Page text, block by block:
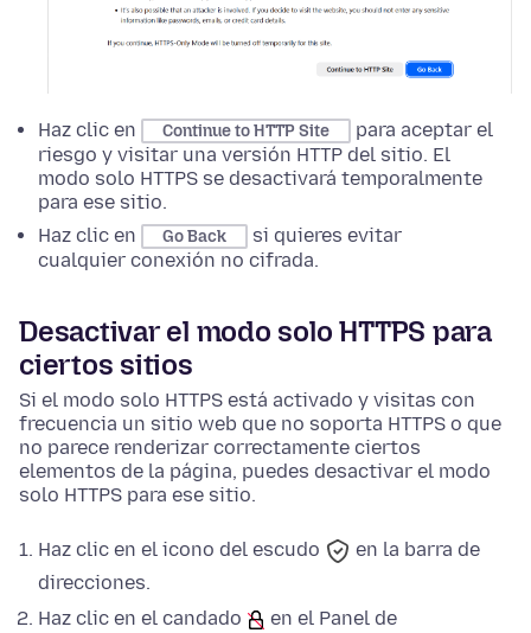
Haz clic en Continue to HTTP Site
para aceptar el
riesgo y visitar una versión HTTP del sitio. El
modo solo HTTPS se desactivará temporalmente
para ese sitio.
Haz clic en
Go Back
si quieres evitar
cualquier conexión no cifrada.
Desactivar el modo solo HTTPS para
ciertos sitios
Si el modo solo HTTPS está activado y visitas con
frecuencia un sitio web que no soporta HTTPS o que
no parece renderizar correctamente ciertos
elementos de la página, puedes desactivar el modo
solo HTTPS para ese sitio.
Haz clic en el icono del escudo
en la barra de
direcciones.
Haz clic en el candado
en el Panel de